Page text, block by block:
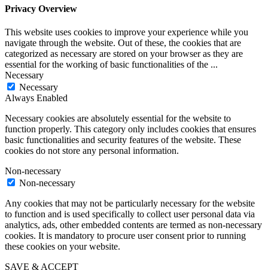
Privacy Overview
This website uses cookies to improve your experience while you
navigate through the website. Out of these, the cookies that are
categorized as necessary are stored on your browser as they are
essential for the working of basic functionalities of the ...
Necessary
Necessary
Always Enabled
Necessary cookies are absolutely essential for the website to
function properly. This category only includes cookies that ensures
basic functionalities and security features of the website. These
cookies do not store any personal information.
Non-necessary
Non-necessary
Any cookies that may not be particularly necessary for the website
to function and is used specifically to collect user personal data via
analytics, ads, other embedded contents are termed as non-necessary
cookies. It is mandatory to procure user consent prior to running
these cookies on your website.
SAVE & ACCEPT